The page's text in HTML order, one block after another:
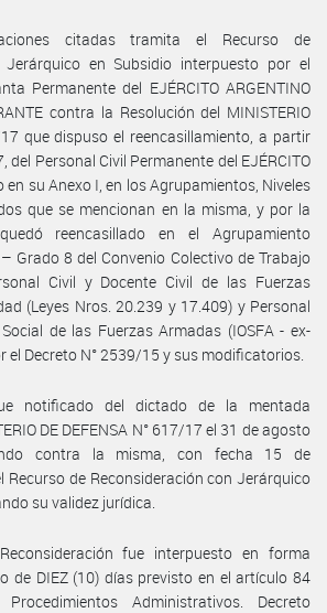
citadas tramita el Recurso de
Jerárquico en Subsidio interpuesto por el
Permanente del EJÉRCITO ARGENTINO
contra la Resolución del MINISTERIO
17 que dispuso el reencasillamiento, a partir
del Personal Civil Permanente del EJÉRCITO
en su Anexo I, en los Agrupamientos, Niveles
que se mencionan en la misma, y por la
reencasillado en el Agrupamiento
Grado 8 del Convenio Colectivo de Trabajo
Civil y Docente Civil de las Fuerzas
(Leyes Nros. 20.239 y 17.409) y Personal
de las Fuerzas Armadas (IOSFA - ex-
el Decreto N° 2539/15 y sus modificatorios.
notificado del dictado de la mentada
DE DEFENSA N° 617/17 el 31 de agosto
contra la misma, con fecha 15 de
Recurso de Reconsideración con Jerárquico
su validez jurídica.
fue interpuesto en forma
de DIEZ (10) días previsto en el artículo 84
Administrativos. Decreto